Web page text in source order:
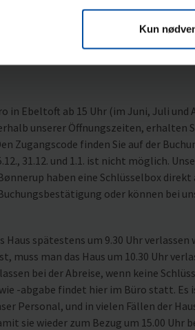
Kun
in Ebeltoft ab 15 Uhr (im Juni, Juli und
unserer Öffnungszeiten, erhalten
Zugangscode finden Sie auf der
31.12. und 1.1. ist nicht möglich.
haben eine Schlüsselbox direkt
oder können bei
spätestens um 9.30 Uhr verlassen
man das Haus um 10.30 Uhr
bei der Abreise, wenn keine
-abgabe findet hier im Büro statt. Es
Personal, und in vielen Fällen der
sie wieder zum Bezug um 15.00 Uhr